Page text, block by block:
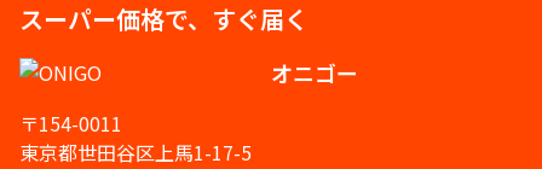
スーパー価格で、すぐ届く
オニゴー
〒154-0011
東京都世田谷区上馬1-17-5